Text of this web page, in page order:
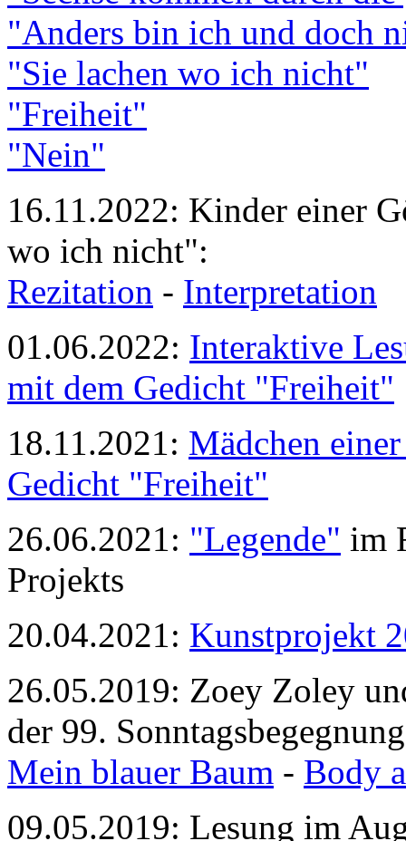
"Anders bin ich und doch
"Sie lachen wo ich nicht"
"Freiheit"
"Nein"
16.11.2022: Kinder einer
wo ich nicht":
Rezitation - Interpretation
01.06.2022: Interaktive
mit dem Gedicht "Freiheit"
18.11.2021: Mädchen
Gedicht "Freiheit"
26.06.2021: "Legende" im
Projekts
20.04.2021: Kunstprojekt
26.05.2019: Zoey Zoley
der 99.
Mein blauer Baum - Body
09.05.2019: Lesung im